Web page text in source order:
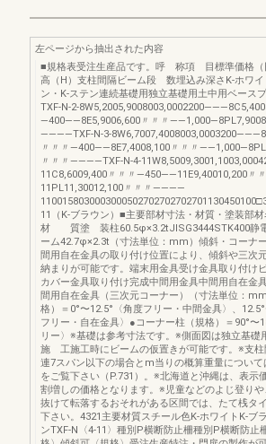
左ページから抽出された内容
■規格表受注生産品です。呼 称項 目標準価格
高（H）支柱間隔ビーム段 数埋込み深さK-ホワイ
ン・K-ステン連続基礎用独立基礎用土中用ベース
TXF-N-2-
—400——8E5,9006,600〃〃〃
————TXF-N-3-
〃〃〃—400——8E7,4008,100〃〃〃
〃〃〃————TXF-N-4-
11C8,6009,400〃〃〃—450——11E9,40010,200〃
11PL11,30012,100〃〃〃————
11（K-ブラウン）■主要部材寸法・材質・塗装部材
材 質塗 装柱60.5φ×3.2tJISG3444STK400静
ーム42.7φ×2.3t（寸法単位：mm）傾斜・コーナ
間用自在金具の取り付け位置により、傾斜や三次
納まりが可能です。端末用金具受け金具取り付け
カバー金具取り付け完成中間用金具中間用自在金
間用自在金具（三次元コーナー）（寸法単位：
格）＝0°〜12.5°〈角度フリー・中間金具〉、
フリー・自在金具〉●コーナー柱（規格）＝90°〜
リー〉※基礎は参考寸法です。※側面図は独立基礎
施 工施工時にビームの仮置きが可能です。※支
連7スパン以下の場合とm当りの概算重量について
をご覧下さい（P.731）。※北海道と沖縄は、表示
割増しの価格となります。※児童などのよじ登りや
抜けて転落するおそれがある区間では、たて桟タ
下さい。4321主要材質スチール色K-ホワイトK-ブ
ンTXF-N〈4-11〉種別P横断防止柵種別P横断防止